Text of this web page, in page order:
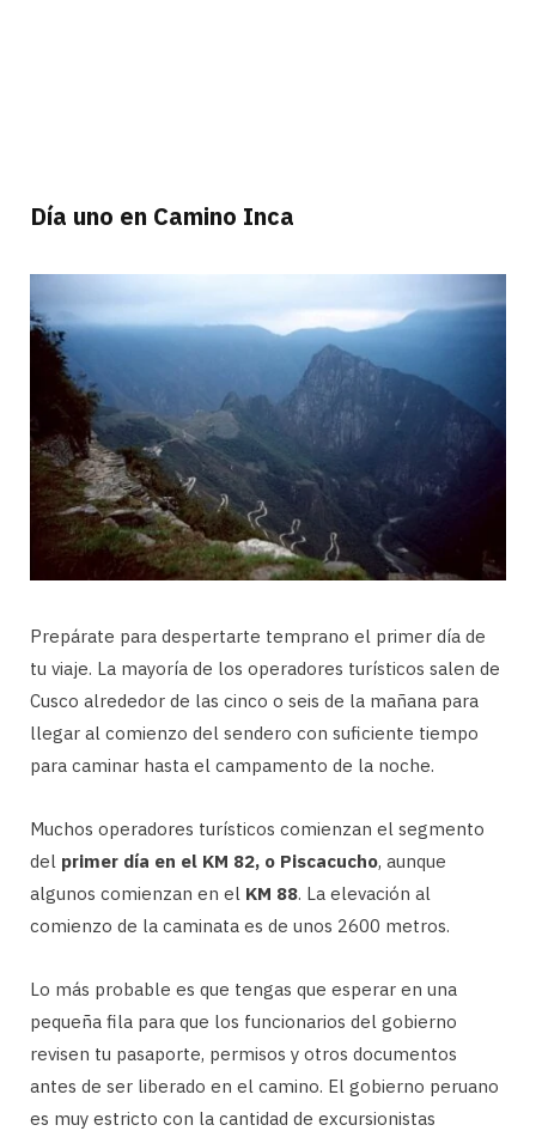
Día uno en Camino Inca
Prepárate para despertarte temprano el primer día de
tu viaje. La mayoría de los operadores turísticos salen de
Cusco alrededor de las cinco o seis de la mañana para
llegar al comienzo del sendero con suficiente tiempo
para caminar hasta el campamento de la noche.
Muchos operadores turísticos comienzan el segmento
del primer día en el KM 82, o Piscacucho, aunque
algunos comienzan en el KM 88. La elevación al
comienzo de la caminata es de unos 2600 metros.
Lo más probable es que tengas que esperar en una
pequeña fila para que los funcionarios del gobierno
revisen tu pasaporte, permisos y otros documentos
antes de ser liberado en el camino. El gobierno peruano
es muy estricto con la cantidad de excursionistas